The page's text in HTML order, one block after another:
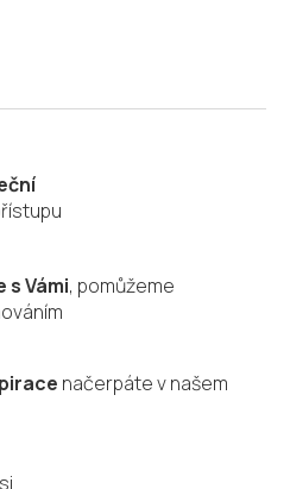
c
r
v
k
ý
p
u
s Vámi, pomůžeme
načerpáte v našem